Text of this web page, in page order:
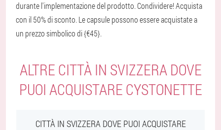
durante l'implementazione del prodotto. Condividere! Acquista
con il 50% di sconto. Le capsule possono essere acquistate a
un prezzo simbolico di {€45}.
ALTRE CITTÀ IN SVIZZERA DOVE
PUOI ACQUISTARE CYSTONETTE
CITTÀ IN SVIZZERA DOVE PUOI ACQUISTARE